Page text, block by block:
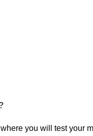
you will test your